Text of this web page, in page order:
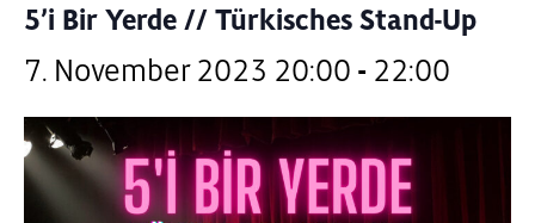
5’i Bir Yerde // Türkisches Stand-Up
7. November 2023 20:00 - 22:00